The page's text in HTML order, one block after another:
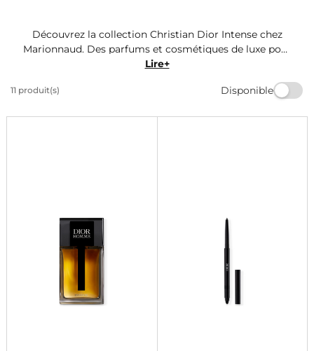
Découvrez la collection Christian Dior Intense chez
Marionnaud. Des parfums et cosmétiques de luxe pour
sublimer votre beauté. Trouvez votre signature
Offrez-vous le luxe et l'élégance avec les créations
Lire+
11 produit(s) Disponible